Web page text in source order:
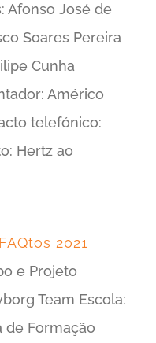
Afonso José de
Soares Pereira
Cunha
Américo
telefónico:
Hertz ao
2021
e Projeto
Team Escola:
de Formação